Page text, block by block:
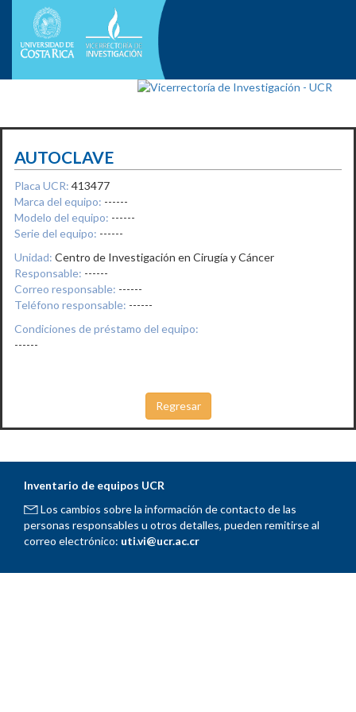
AUTOCLAVE
Placa UCR: 413477
Marca del equipo: ------
Modelo del equipo: ------
Serie del equipo: ------
Unidad: Centro de Investigación en Cirugía y Cáncer
Responsable: ------
Correo responsable: ------
Teléfono responsable: ------
Condiciones de préstamo del equipo:
------
Inventario de equipos UCR
Los cambios sobre la información de contacto de las
personas responsables u otros detalles, pueden remitirse al
correo electrónico: uti.vi@ucr.ac.cr